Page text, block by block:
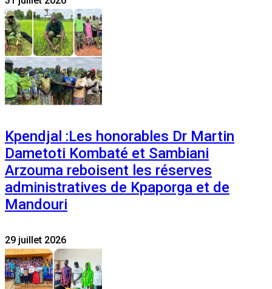
Kpendjal :Les honorables Dr Martin
Dametoti Kombaté et Sambiani
Arzouma reboisent les réserves
administratives de Kpaporga et de
Mandouri
29 juillet 2026